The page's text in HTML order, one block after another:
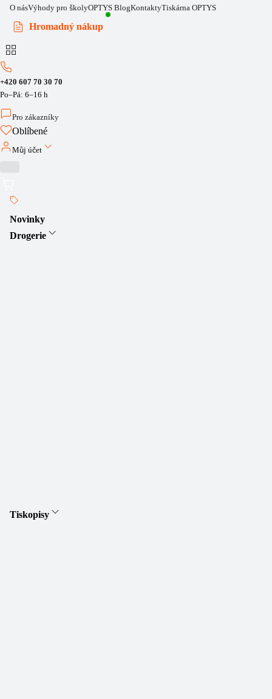
O násVýhody pro školyOPTYS BlogKontaktyTiskárna OPTYS
Hromadný nákup
+420 607 70 30 70
Po–Pá: 6–16 h
Pro zákazníky
Oblíbené
Můj účet
Novinky
Drogerie
Tiskopisy